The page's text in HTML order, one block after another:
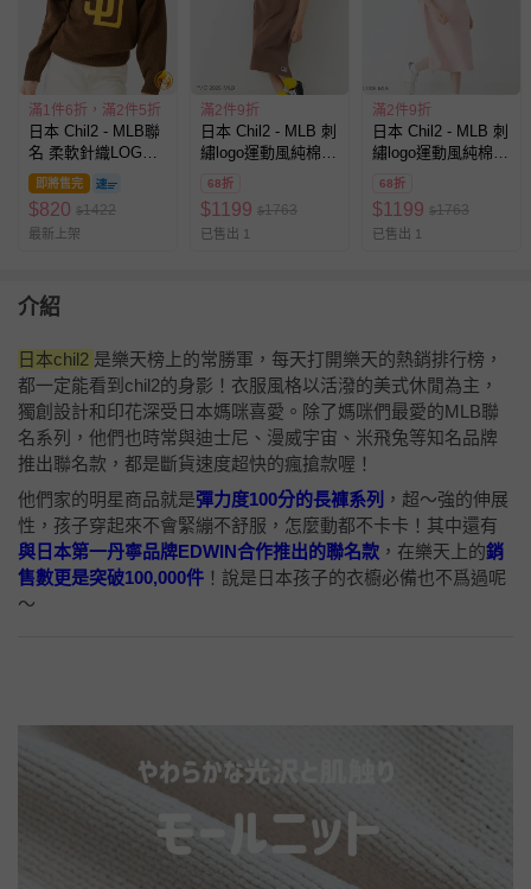
滿1件6折，滿2件5折
日本 Chil2 - MLB聯
名 柔軟針織LOGO
長袖上衣-聖地牙哥
教士-咖啡
即將售完
$820 $1422
最新上架
滿2件9折
日本 Chil2 - MLB 刺
繡logo運動風純棉短
袖洋裝-聖地牙哥教
68折
$1199 $1763
已售出 1
滿2件9折
日本 Chil2 - MLB 刺
繡logo運動風純棉短
袖洋裝-紐約洋基-粉
68折
$1199 $1763
已售出 1
介紹
日本chil2 是樂天榜上的常勝軍，每天打開樂天的熱銷排行榜，
都一定能看到chil2的身影！衣服風格以活潑的美式休閒為主，
獨創設計和印花深受日本媽咪喜愛。除了媽咪們最愛的MLB聯
名系列，他們也時常與迪士尼、漫威宇宙、米飛兔等知名品牌
推出聯名款，都是斷貨速度超快的瘋搶款喔！
他們家的明星商品就是彈力度100分的長褲系列 ，超～強的伸展
性，孩子穿起來不會緊繃不舒服，怎麼動都不卡卡！其中還有
與日本第一丹寧品牌EDWIN合作推出的聯名款 ，在樂天上的銷
售數更是突破100,000件 ！說是日本孩子的衣櫥必備也不爲過呢
～